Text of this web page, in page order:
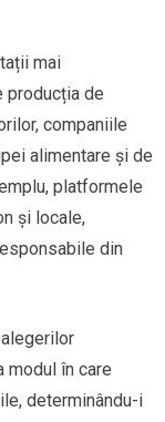
mai
producția de
companiile
alimentare și de
platformele
și locale,
din
modul în care
determinându-i